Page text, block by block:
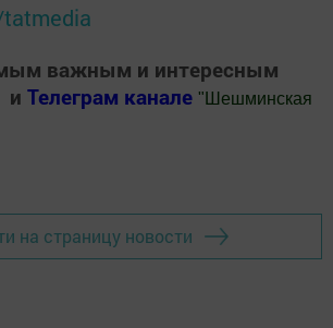
важным и интересным
и Телеграм канале " Шешминская
на страницу новости